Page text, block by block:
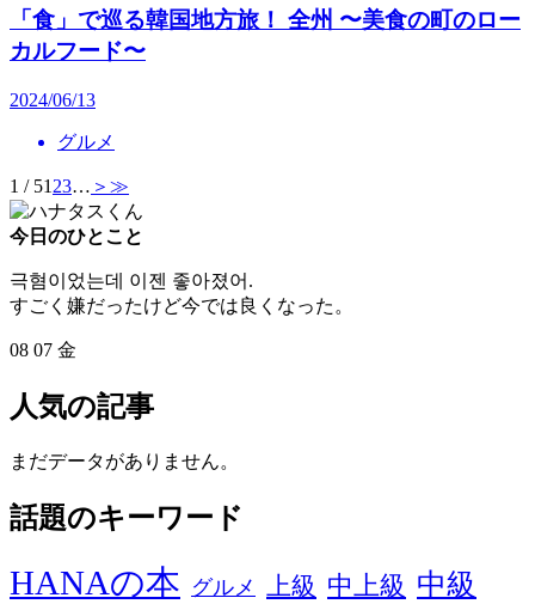
「食」で巡る韓国地方旅！ 全州 〜美食の町のロー
カルフード〜
2024/06/13
グルメ
1 / 51 23… ＞ ≫
今日のひとこと
극혐이었는데 이젠 좋아졌어.
すごく嫌だったけど今では良くなった。
08 07 金
人気の記事
まだデータがありません。
話題のキーワード
HANAの本 グルメ 上級 中上級 中級